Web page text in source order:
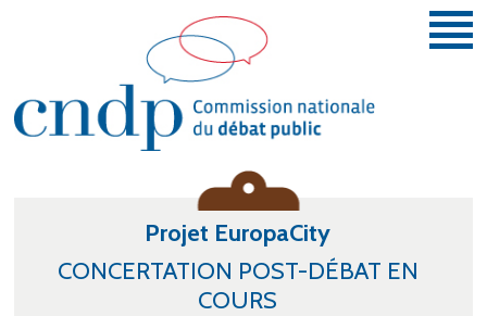
Aller au contenu principal
Projet EuropaCity
CONCERTATION POST-DÉBAT EN
COURS